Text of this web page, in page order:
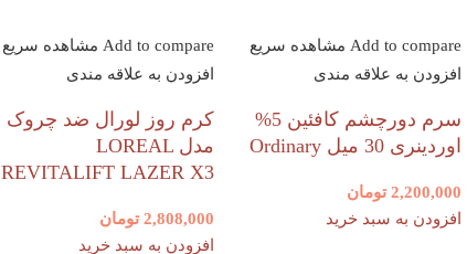
Add to compare مشاهده سریع
افزودن به علاقه مندی
سرم دورچشم کافئین 5%
اوردینری 30 میل Ordinary
2,200,000 تومان
افزودن به سبد خرید
Add to compare مشاهده سریع
افزودن به علاقه مندی
کرم روز لورال ضد چروک
مدل LOREAL
REVITALIFT LAZER X3
2,808,000 تومان
افزودن به سبد خرید